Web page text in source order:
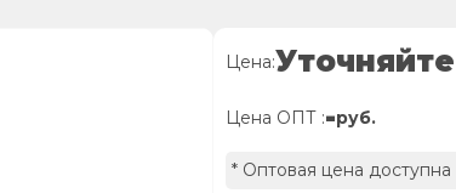
Цена:
Цена ОПТ :-руб.
* Оптовая цена доступна